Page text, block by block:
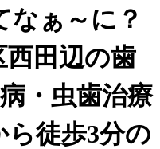
なぁ～に？
西田辺の歯
・虫歯治療
ら徒歩3分の